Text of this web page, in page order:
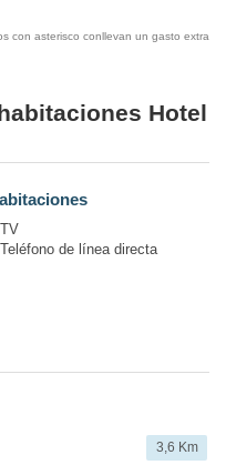
con asterisco conllevan un gasto extra
Hotel
TV
Teléfono de línea directa
3,6 Km